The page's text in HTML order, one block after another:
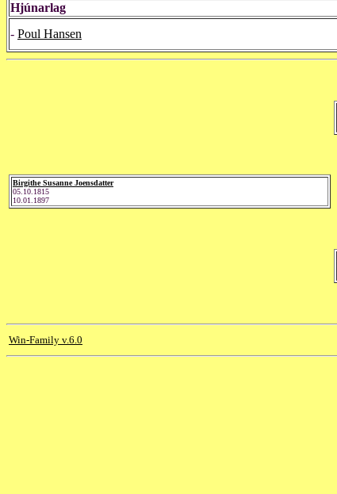
Hjúnarlag
- Poul Hansen
Birgithe Susanne Joensdatter
05.10.1815
10.01.1897
Win-Family v.6.0